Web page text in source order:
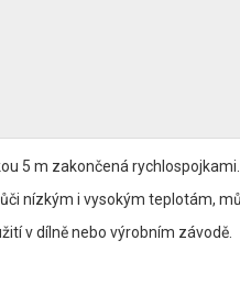
5 m zakončená rychlospojkami.
nízkým i vysokým teplotám,
v dílně nebo výrobním závodě.